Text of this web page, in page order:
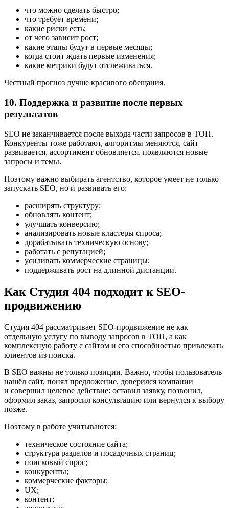
что можно сделать быстро;
что требует времени;
какие риски есть;
от чего зависит рост;
какие этапы будут в первые месяцы;
когда стоит ждать первые изменения;
какие метрики будут отслеживаться.
Честный прогноз лучше красивого обещания.
10. Поддержка и развитие после первых
результатов
SEO не заканчивается после выхода части запросов в ТОП.
Конкуренты тоже работают, алгоритмы меняются, сайт
развивается, ассортимент обновляется, появляются новые
запросы и темы.
Поэтому важно выбирать агентство, которое умеет не только
запускать SEO, но и развивать его:
расширять структуру;
обновлять контент;
улучшать конверсию;
анализировать новые кластеры спроса;
дорабатывать техническую основу;
работать с репутацией;
усиливать коммерческие страницы;
поддерживать рост на длинной дистанции.
Как Студия 404 подходит к SEO-
продвижению
Студия 404 рассматривает SEO-продвижение не как
отдельную услугу по выводу запросов в ТОП, а как
комплексную работу с сайтом и его способностью привлекать
клиентов из поиска.
В SEO важны не только позиции. Важно, чтобы пользователь
нашёл сайт, понял предложение, доверился компании
и совершил целевое действие: оставил заявку, позвонил,
оформил заказ, запросил консультацию или вернулся к выбору
позже.
Поэтому в работе учитываются:
техническое состояние сайта;
структура разделов и посадочных страниц;
поисковый спрос;
конкуренты;
коммерческие факторы;
UX;
контент;